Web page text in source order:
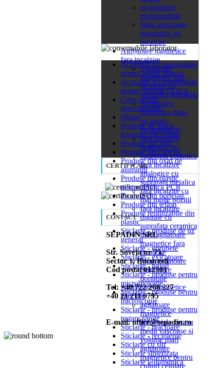
cu incalzire
programabile
Mini agitatoare
magnetice cu
incalzire
Agitatoare magnetice
fara incalzire
Agitatoare
magnetice fara
incalzire cu
suprafata iluminata
Agitatoare-
magnetice-fara-
incalzire-
programabile
fara incalzire
analogice cu
suprafata ceramica
fara incalzire
analogice cu
suprafata metalica
fara incalzire cu
mai multe pozitii
fara incalzire
digitale cu
suprafata ceramica
mini agitatoare
magnetice fara
incalzire
Mini agitatoare
magnetice
portabile
Agitatoare magnetice
speciale
agitatoare
magnetice
industriale pentru
medii vascoase si
volume mari
agitatoare
magnetice pentru
culturi celulare
26 categorii
Accesorii si consumabile
pentru igiena muncii
Accesorii si consumabile
pentru sisteme ELISA
Cuve pentru
spectrometrie
filtrare
Produse de unica
folosinta din plastic
Produse din agat
Produse din cauciuc
Produse din oxid de
aluminiu
Produse din plastic
pentru tehnica PCR
Produse din portelan
Produse din teflon
Produse reutilizabile din
plastic
Sticlarie - produse de uz
general
Sticlarie - eprubete
Sticlarie - exicatoare
Sticlarie - palnii
Sticlarie - produse pentru
microbiologie
Sticlarie - produse pentru
microscopie
Sticlarie - produse pentru
testare sange
Sticlarie - reactoare
Sticlarie - recipiente
Sticlarie cu slif
Sticlarie sinterizata
Sticlarie volumetrica
CERTIFICARI
CONTACT
SEPADIN SRL
Str. Soveja nr 75,
Sector 1, Bucuresti
Cod postal 012303
Tel: +40 722 268 227
+40 21 211 0795
E-mail: office@sepadin.ro